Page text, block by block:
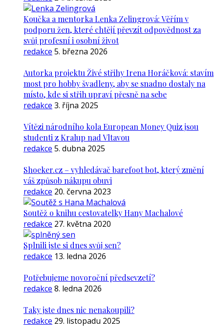
Koučka a mentorka Lenka Zelingrová: Věřím v
podporu žen, které chtějí převzít odpovědnost za
svůj profesní i osobní život
redakce 5. března 2026
Autorka projektu Živé střihy Irena Horáčková: stavím
most pro hobby švadleny, aby se snadno dostaly na
místo, kde si střih upraví přesně na sebe
redakce 3. října 2025
Vítězi národního kola European Money Quiz jsou
studenti z Kralup nad Vltavou
redakce 5. dubna 2025
Shoeker.cz – vyhledávač barefoot bot, který změní
váš způsob nákupu obuvi
redakce 20. června 2023
Soutěž o knihu cestovatelky Hany Machalové
redakce 27. května 2020
Splnili jste si dnes svůj sen?
redakce 13. ledna 2026
Potřebujeme novoroční předsevzetí?
redakce 8. ledna 2026
Taky jste dnes nic nenakoupili?
redakce 29. listopadu 2025